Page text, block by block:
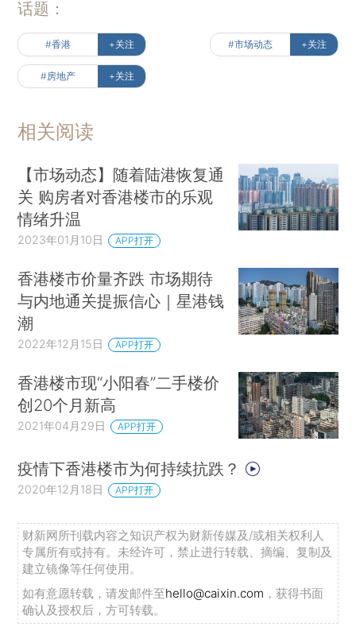
话题：
#香港 +关注 #市场动态 +关注
#房地产 +关注
相关阅读
【市场动态】随着陆港恢复通
关 购房者对香港楼市的乐观
情绪升温
2023年01月10日 APP打开
香港楼市价量齐跌 市场期待
与内地通关提振信心｜星港钱
潮
2022年12月15日 APP打开
香港楼市现“小阳春”二手楼价
创20个月新高
2021年04月29日 APP打开
疫情下香港楼市为何持续抗跌？
2020年12月18日 APP打开
财新网所刊载内容之知识产权为财新传媒及/或相关权利人
专属所有或持有。未经许可，禁止进行转载、摘编、复制及
建立镜像等任何使用。
如有意愿转载，请发邮件至hello@caixin.com ，获得书面
确认及授权后，方可转载。